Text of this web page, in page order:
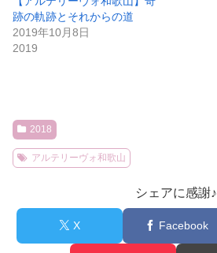
跡の軌跡とそれからの道
2019年10月8日
2019
2018
アルテリーヴォ和歌山
シェアに感謝♪
X Facebook